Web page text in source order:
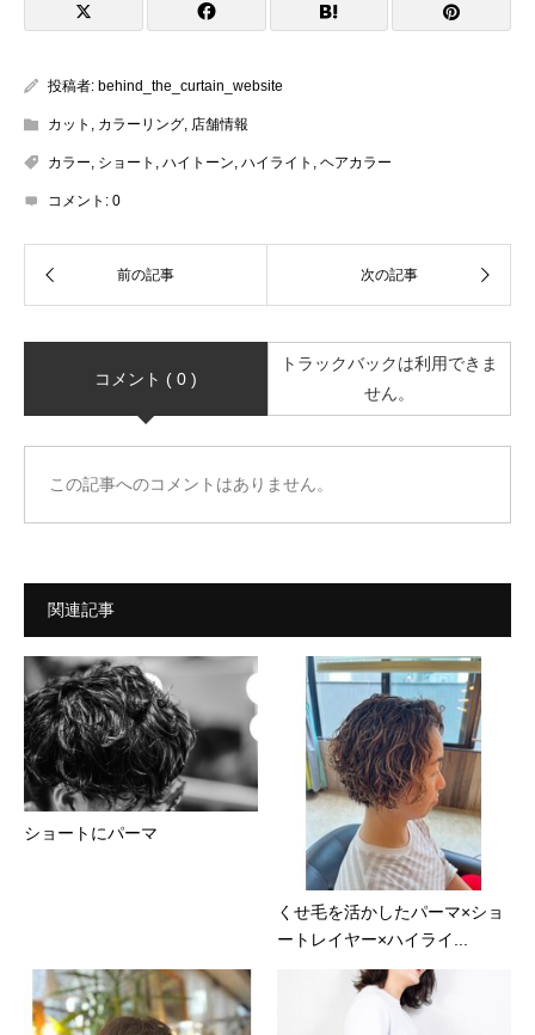
投稿者: behind_the_curtain_website
カット , カラーリング, 店舗情報
カラー, ショート , ハイトーン, ハイライト , ヘアカラー
コメント: 0
コメント ( 0 )
トラックバックは利用できま
せん。
この記事へのコメントはありません。
関連記事
ショートにパーマ
くせ毛を活かしたパーマ×ショ
ートレイヤー×ハイライ...